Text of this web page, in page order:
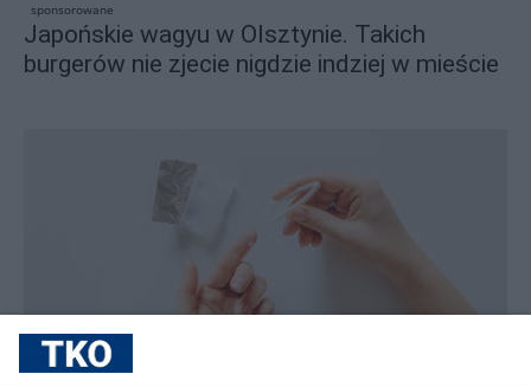
sponsorowane
Japońskie wagyu w Olsztynie. Takich
burgerów nie zjecie nigdzie indziej w mieście